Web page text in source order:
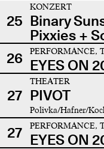
25
KONZERT
Binary
Pixxies +
26
PERFORMANCE,
EYES ON
27
THEATER
PIVOT
Polivka/Hafner/
27 PERFORMANCE,
EYES ON